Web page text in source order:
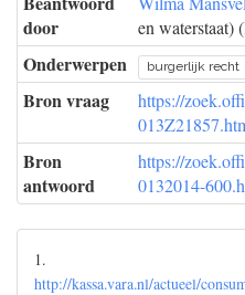
door
en waterstaat) (
Onderwerpen burgerlijk recht
Bron vraag
https://
Bron
antwoord
https://
0132014-
1.
http://kassa.vara.nl/actueel/